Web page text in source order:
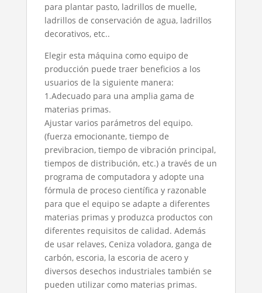
para plantar pasto, ladrillos de muelle,
ladrillos de conservación de agua, ladrillos
decorativos, etc..
Elegir esta máquina como equipo de
producción puede traer beneficios a los
usuarios de la siguiente manera:
1.Adecuado para una amplia gama de
materias primas.
Ajustar varios parámetros del equipo.
(fuerza emocionante, tiempo de
previbracion, tiempo de vibración principal,
tiempos de distribución, etc.) a través de un
programa de computadora y adopte una
fórmula de proceso científica y razonable
para que el equipo se adapte a diferentes
materias primas y produzca productos con
diferentes requisitos de calidad. Además
de usar relaves, Ceniza voladora, ganga de
carbón, escoria, la escoria de acero y
diversos desechos industriales también se
pueden utilizar como materias primas.